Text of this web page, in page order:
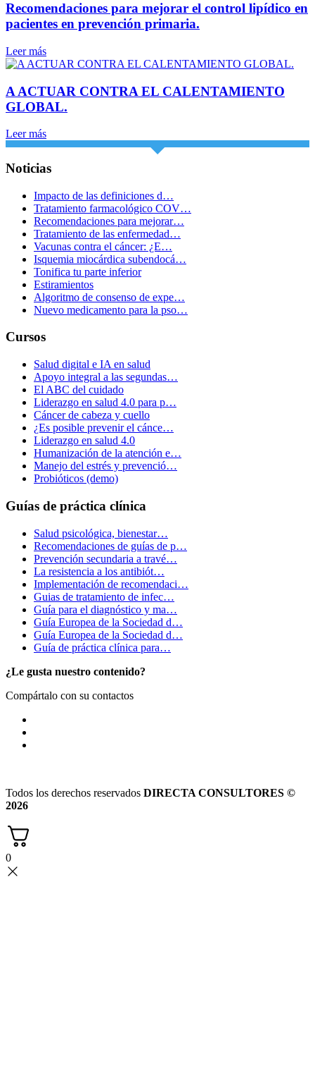
Recomendaciones para mejorar el control lipídico en
pacientes en prevención primaria.
Leer más
A ACTUAR CONTRA EL CALENTAMIENTO
GLOBAL.
Leer más
Noticias
Impacto de las definiciones d…
Tratamiento farmacológico COV…
Recomendaciones para mejorar…
Tratamiento de las enfermedad…
Vacunas contra el cáncer: ¿E…
Isquemia miocárdica subendocá…
Tonifica tu parte inferior
Estiramientos
Algoritmo de consenso de expe…
Nuevo medicamento para la pso…
Cursos
Salud digital e IA en salud
Apoyo integral a las segundas…
El ABC del cuidado
Liderazgo en salud 4.0 para p…
Cáncer de cabeza y cuello
¿Es posible prevenir el cánce…
Liderazgo en salud 4.0
Humanización de la atención e…
Manejo del estrés y prevenció…
Probióticos (demo)
Guías de práctica clínica
Salud psicológica, bienestar…
Recomendaciones de guías de p…
Prevención secundaria a travé…
La resistencia a los antibiót…
Implementación de recomendaci…
Guias de tratamiento de infec…
Guía para el diagnóstico y ma…
Guía Europea de la Sociedad d…
Guía Europea de la Sociedad d…
Guía de práctica clínica para…
¿Le gusta nuestro contenido?
Compártalo con su contactos
Todos los derechos reservados DIRECTA CONSULTORES ©
2026
0